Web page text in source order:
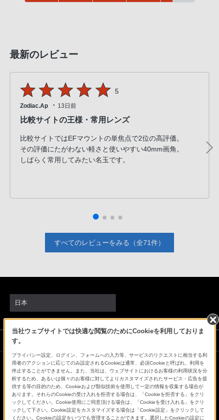
最新のレビュー
5
Zodiac.Ap ・ 13日前
比較サイトの王様・常用レンズ
比較サイトではEFマウントの単焦点で2位の高評価。
その評価にたがわない軽さと使いやすい40mm画角。
しばらく常用してみたい名玉です。
すべてのレビューをみる（全71件）
当社ウェブサイトでは快適な閲覧のためにCookieを利用しておりま
す。
プライバシー設定、ログイン、フォームへの入力等、サービスのリクエストに相当する利
用者のアクションに応じてのみ設定されるCookieは通常、必須Cookieと呼ばれ、利用を
停止することができません。また、当社は、ウェブサイトにおけるお客様の利用状況を分
析するため、あるいは個々のお客様に対してよりカスタマイズされたサービス・広告を提
供する等の目的のため、Cookieおよび類似技術を使用して一定の情報を収集する場合が
あります。それらのCookieの受け入れを拒否する場合は、「Cookieを拒否する」をクリ
ックしてください。Cookie使用にご同意頂ける場合は、「Cookieを受け入れる」をクリ
ックして下さい。Cookie設定をカスタマイズする場合は「Cookie設定」をクリックして
ください。Cookieの設定をいつでも管理することができます。選択したCookieの設定に
日本
ソニーストアでのお買い物にあたって
会社情報 採用情報 特約店のご案内
ニュースリリース
環境情報
My Sony 利用規約